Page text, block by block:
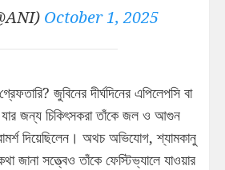
October 1, 2025
জুবিনের দীর্ঘদিনের এপিলেপসি বা
যার জন্য চিকিৎসকরা তাঁকে জল ও আগুন
দিয়েছিলেন। অথচ অভিযোগ, শ্যামকানু
জানা সত্ত্বেও তাঁকে ফেস্টিভ্যালে যাওয়ার